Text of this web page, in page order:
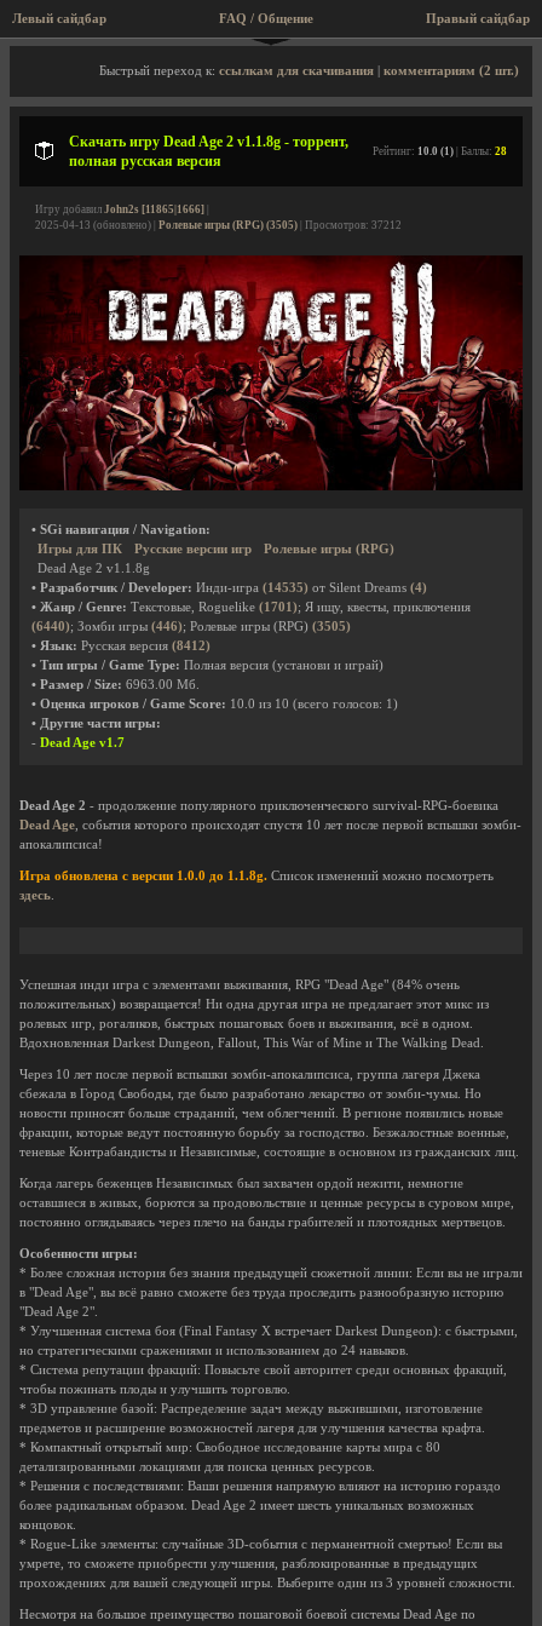
Левый сайдбар Правый сайдбар
FAQ / Общение
Описание игры, торрент, скриншоты, видео
Быстрый переход к: ссылкам для скачивания комментариям (2 шт.)
Скачать игру Dead Age 2 v1.1.8g - торрент,
полная русская версия
Рейтинг: 10.0 (1) | Баллы: 28
Игру добавил John2s [11865|1666]
2025-04-13 (обновлено) | Ролевые игры (RPG) (3505) | Просмотров: 37212
• SGi навигация / Navigation:
Игры для ПК
Русские версии игр
Ролевые игры (RPG)
Dead Age 2 v1.1.8g
• Разработчик / Developer: Инди-игра (14535) от Silent Dreams (4)
• Жанр / Genre: Текстовые, Roguelike (1701); Я ищу, квесты, приключения
(6440); Зомби игры (446); Ролевые игры (RPG) (3505)
• Язык: Русская версия (8412)
• Тип игры / Game Type: Полная версия (установи и играй)
• Размер / Size: 6963.00 Мб.
• Оценка игроков / Game Score: 10.0 из 10 (всего голосов: 1)
• Другие части игры:
- Dead Age v1.7
Dead Age 2 - продолжение популярного приключенческого survival-RPG-боевика
Dead Age, события которого происходят спустя 10 лет после первой вспышки зомби-
апокалипсиса!
Игра обновлена с версии 1.0.0 до 1.1.8g. Список изменений можно посмотреть
здесь.
Успешная инди игра с элементами выживания, RPG "Dead Age" (84% очень
положительных) возвращается! Ни одна другая игра не предлагает этот микс из
ролевых игр, рогаликов, быстрых пошаговых боев и выживания, всё в одном.
Вдохновленная Darkest Dungeon, Fallout, This War of Mine и The Walking Dead.
Через 10 лет после первой вспышки зомби-апокалипсиса, группа лагеря Джека
сбежала в Город Свободы, где было разработано лекарство от зомби-чумы. Но
новости приносят больше страданий, чем облегчений. В регионе появились новые
фракции, которые ведут постоянную борьбу за господство. Безжалостные военные,
теневые Контрабандисты и Независимые, состоящие в основном из гражданских лиц.
Когда лагерь беженцев Независимых был захвачен ордой нежити, немногие
оставшиеся в живых, борются за продовольствие и ценные ресурсы в суровом мире,
постоянно оглядываясь через плечо на банды грабителей и плотоядных мертвецов.
Особенности игры:
* Более сложная история без знания предыдущей сюжетной линии: Если вы не играли
в "Dead Age", вы всё равно сможете без труда проследить разнообразную историю
"Dead Age 2".
* Улучшенная система боя (Final Fantasy X встречает Darkest Dungeon): с быстрыми,
но стратегическими сражениями и использованием до 24 навыков.
* Система репутации фракций: Повысьте свой авторитет среди основных фракций,
чтобы пожинать плоды и улучшить торговлю.
* 3D управление базой: Распределение задач между выжившими, изготовление
предметов и расширение возможностей лагеря для улучшения качества крафта.
* Компактный открытый мир: Свободное исследование карты мира с 80
детализированными локациями для поиска ценных ресурсов.
* Решения с последствиями: Ваши решения напрямую влияют на историю гораздо
более радикальным образом. Dead Age 2 имеет шесть уникальных возможных
концовок.
* Rogue-Like элементы: случайные 3D-события с перманентной смертью! Если вы
умрете, то сможете приобрести улучшения, разблокированные в предыдущих
прохождениях для вашей следующей игры. Выберите один из 3 уровней сложности.
Несмотря на большое преимущество пошаговой боевой системы Dead Age по